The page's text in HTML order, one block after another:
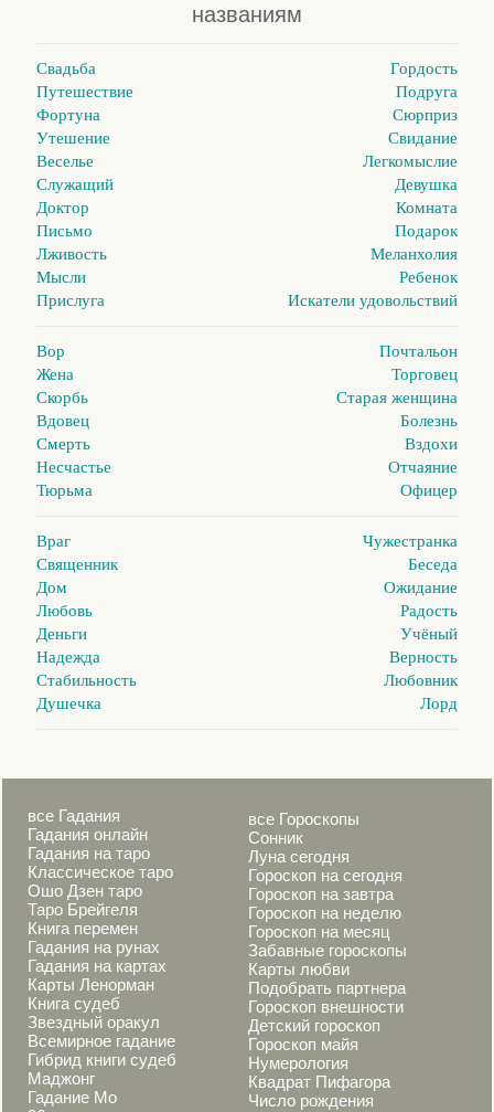
названиям
Свадьба
Гордость
Путешествие
Подруга
Фортуна
Сюрприз
Утешение
Свидание
Веселье
Легкомыслие
Служащий
Девушка
Доктор
Комната
Письмо
Подарок
Лживость
Меланхолия
Мысли
Ребенок
Прислуга
Искатели удовольствий
Вор
Почтальон
Жена
Торговец
Скорбь
Старая женщина
Вдовец
Болезнь
Смерть
Вздохи
Несчастье
Отчаяние
Тюрьма
Офицер
Враг
Чужестранка
Священник
Беседа
Дом
Ожидание
Любовь
Радость
Деньги
Учёный
Надежда
Верность
Стабильность
Любовник
Душечка
Лорд
все Гадания
Гадания онлайн
Гадания на таро
Классическое таро
Ошо Дзен таро
Таро Брейгеля
Книга перемен
Гадания на рунах
Гадания на картах
Карты Ленорман
Книга судеб
Звездный оракул
Всемирное гадание
Гибрид книги судеб
Маджонг
Гадание Мо
все Гороскопы
Сонник
Луна сегодня
Гороскоп на сегодня
Гороскоп на завтра
Гороскоп на неделю
Гороскоп на месяц
Забавные гороскопы
Карты любви
Подобрать партнера
Гороскоп внешности
Детский гороскоп
Гороскоп майя
Нумерология
Квадрат Пифагора
Число рождения